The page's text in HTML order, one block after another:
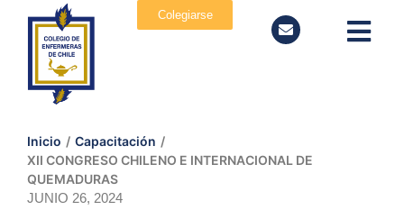
Colegiarse
Inicio / Capacitación /
XII CONGRESO CHILENO E INTERNACIONAL DE
QUEMADURAS
JUNIO 26, 2024